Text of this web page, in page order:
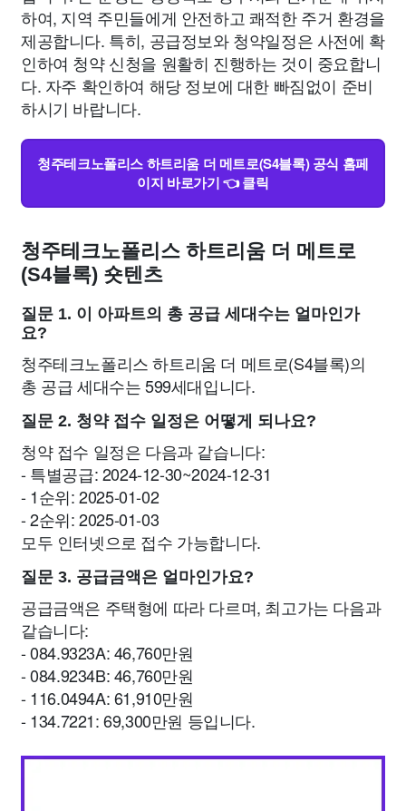
하여, 지역 주민들에게 안전하고 쾌적한 주거 환경을
제공합니다. 특히, 공급정보와 청약일정은 사전에 확
인하여 청약 신청을 원활히 진행하는 것이 중요합니
다. 자주 확인하여 해당 정보에 대한 빠짐없이 준비
하시기 바랍니다.
청주테크노폴리스 하트리움 더 메트로(S4블록) 공식 홈페
이지 바로가기 👈 클릭
청주테크노폴리스 하트리움 더 메트로
(S4블록) 숏텐츠
질문 1. 이 아파트의 총 공급 세대수는 얼마인가
요?
청주테크노폴리스 하트리움 더 메트로(S4블록)의
총 공급 세대수는 599세대입니다.
질문 2. 청약 접수 일정은 어떻게 되나요?
청약 접수 일정은 다음과 같습니다:
- 특별공급: 2024-12-30~2024-12-31
- 1순위: 2025-01-02
- 2순위: 2025-01-03
모두 인터넷으로 접수 가능합니다.
질문 3. 공급금액은 얼마인가요?
공급금액은 주택형에 따라 다르며, 최고가는 다음과
같습니다:
- 084.9323A: 46,760만원
- 084.9234B: 46,760만원
- 116.0494A: 61,910만원
- 134.7221: 69,300만원 등입니다.